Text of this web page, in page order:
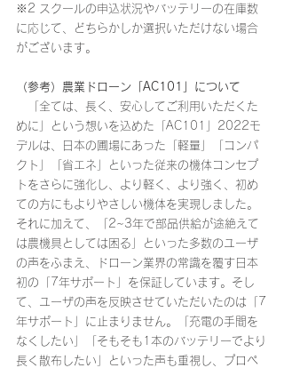
※2 スクールの申込状況やバッテリーの在庫数
に応じて、どちらかしか選択いただけない場合
がございます。
（参考）農業ドローン「AC101」について
「全ては、長く、安心してご利用いただくた
めに」という想いを込めた「AC101」2022モ
デルは、日本の圃場にあった「軽量」「コンパ
クト」「省エネ」といった従来の機体コンセプ
トをさらに強化し、より軽く、より強く、初め
ての方にもよりやさしい機体を実現しました。
それに加えて、「2~3年で部品供給が途絶えて
は農機具としては困る」といった多数のユーザ
の声をふまえ、ドローン業界の常識を覆す日本
初の「7年サポート」を保証しています。そし
て、ユーザの声を反映させていただいたのは「7
年サポート」に止まりません。「充電の手間を
なくしたい」「そもそも1本のバッテリーでより
長く散布したい」といった声も重視し、プロペ